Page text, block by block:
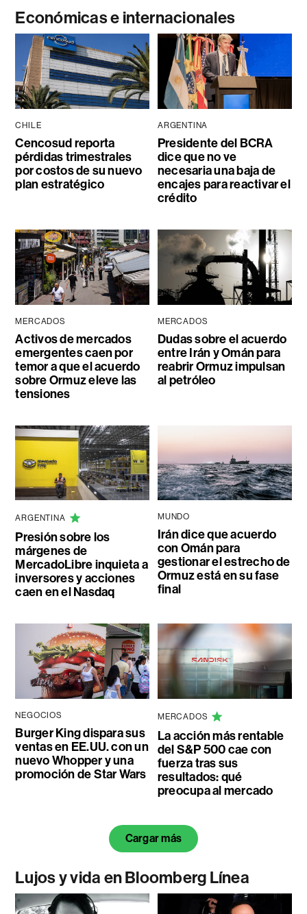
Económicas e internacionales
CHILE
Cencosud reporta
pérdidas trimestrales
por costos de su nuevo
plan estratégico
ARGENTINA
Presidente del BCRA
dice que no ve
necesaria una baja de
encajes para reactivar el
crédito
MERCADOS
Activos de mercados
emergentes caen por
temor a que el acuerdo
sobre Ormuz eleve las
tensiones
MERCADOS
Dudas sobre el acuerdo
entre Irán y Omán para
reabrir Ormuz impulsan
al petróleo
ARGENTINA
Presión sobre los
márgenes de
MercadoLibre inquieta a
inversores y acciones
caen en el Nasdaq
MUNDO
Irán dice que acuerdo
con Omán para
gestionar el estrecho de
Ormuz está en su fase
final
NEGOCIOS
Burger King dispara sus
ventas en EE.UU. con un
nuevo Whopper y una
promoción de Star Wars
MERCADOS
La acción más rentable
del S&P 500 cae con
fuerza tras sus
resultados: qué
preocupa al mercado
Cargar más
Lujos y vida en Bloomberg Línea